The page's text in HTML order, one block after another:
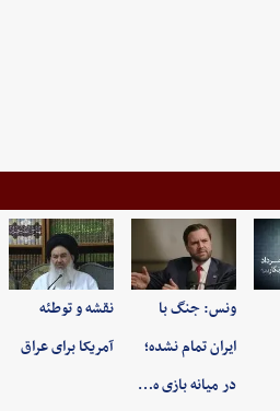
ونس: جنگ با
ایران تمام نشده؛
در میانه بازی ه…
نقشه و توطئه
آمریکا برای عراق